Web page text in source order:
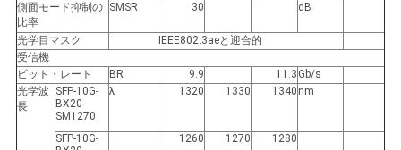
バ
シ
ー
側面モード抑制の
比率
SMSR 30 dB
光学目マスク
IEEE802.3aeと迎合的
受信機
ビット・レート
BR 9.9 11.3 Gb/s
光学波
長
SFP-10G-
BX20-
SM1270
λ 1320 1330 1340 nm
SFP-10G-
1260 1270 1280